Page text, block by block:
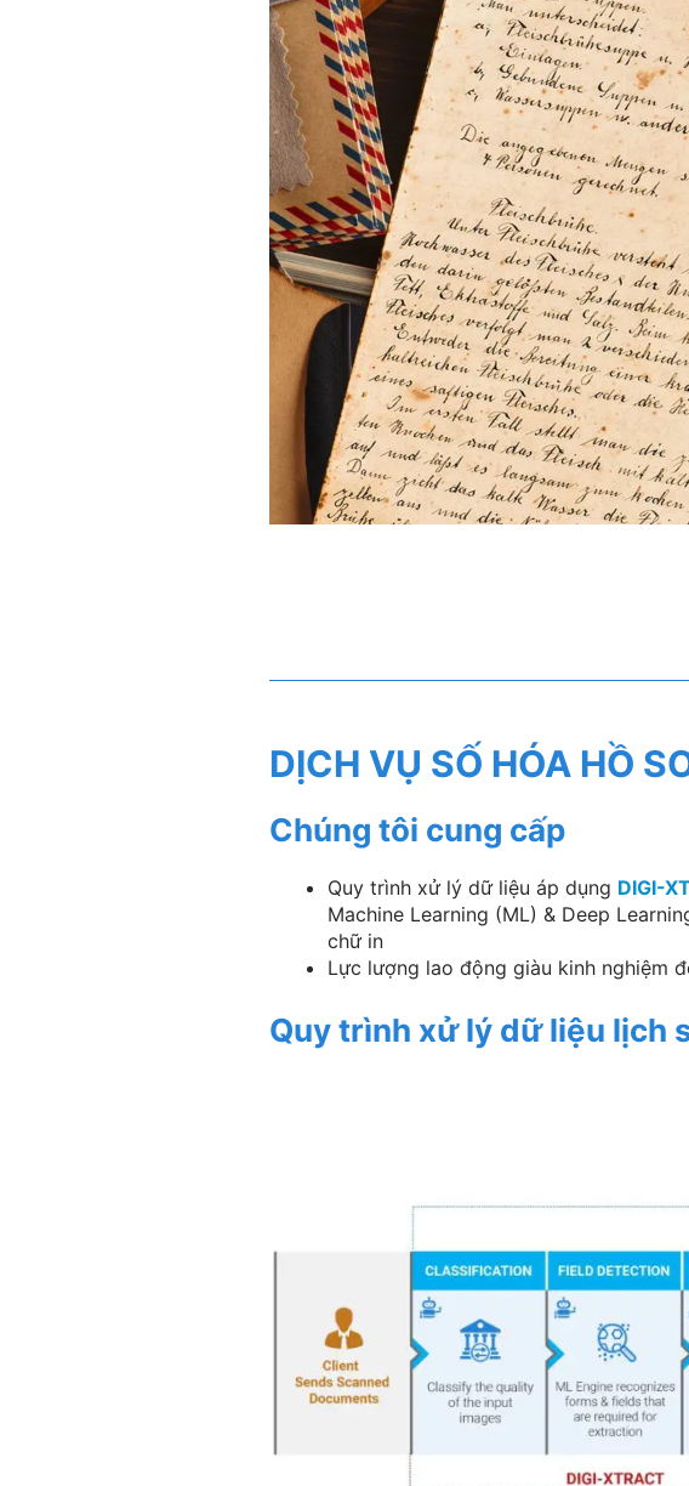
DỊCH VỤ SỐ HÓA HỒ
Chúng tôi cung cấp
Quy trình xử lý dữ liệu áp dụng DIGI-
Machine Learning (ML) & Deep
chữ in
Lực lượng lao động giàu kinh nghiệm
Quy trình xử lý dữ liệu lịch